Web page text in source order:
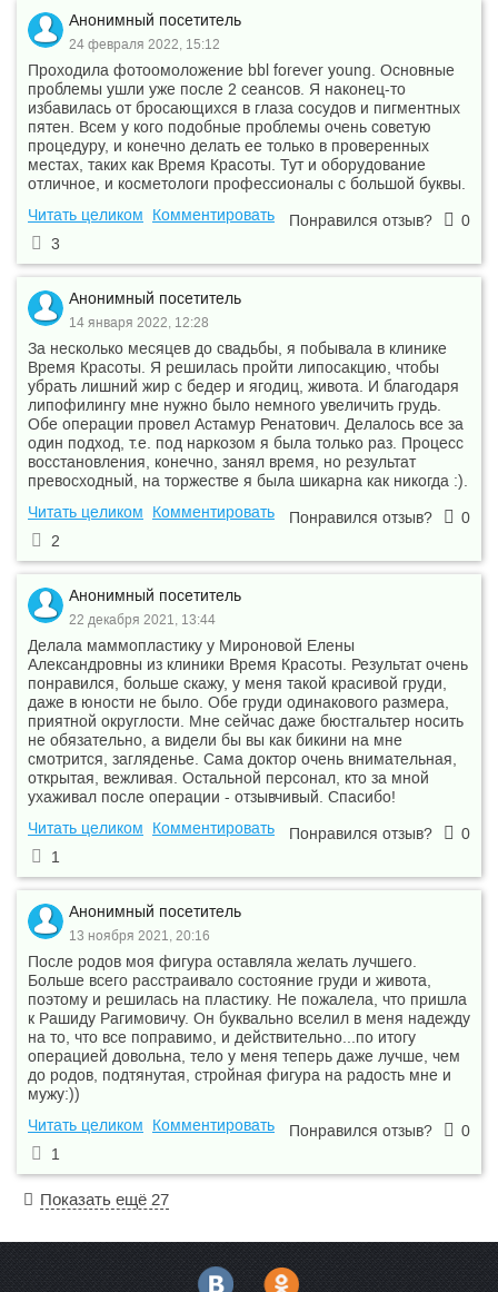
Анонимный посетитель
24 февраля 2022, 15:12
Проходила фотоомоложение bbl forever young. Основные
проблемы ушли уже после 2 сеансов. Я наконец-то
избавилась от бросающихся в глаза сосудов и пигментных
пятен. Всем у кого подобные проблемы очень советую
процедуру, и конечно делать ее только в проверенных
местах, таких как Время Красоты. Тут и оборудование
отличное, и косметологи профессионалы с большой буквы.
Читать целиком
Комментировать Понравился отзыв?
0
3
Анонимный посетитель
14 января 2022, 12:28
За несколько месяцев до свадьбы, я побывала в клинике
Время Красоты. Я решилась пройти липосакцию, чтобы
убрать лишний жир с бедер и ягодиц, живота. И благодаря
липофилингу мне нужно было немного увеличить грудь.
Обе операции провел Астамур Ренатович. Делалось все за
один подход, т.е. под наркозом я была только раз. Процесс
восстановления, конечно, занял время, но результат
превосходный, на торжестве я была шикарна как никогда :).
Читать целиком
Комментировать Понравился отзыв?
0
2
Анонимный посетитель
22 декабря 2021, 13:44
Делала маммопластику у Мироновой Елены
Александровны из клиники Время Красоты. Результат очень
понравился, больше скажу, у меня такой красивой груди,
даже в юности не было. Обе груди одинакового размера,
приятной округлости. Мне сейчас даже бюстгальтер носить
не обязательно, а видели бы вы как бикини на мне
смотрится, загляденье. Сама доктор очень внимательная,
открытая, вежливая. Остальной персонал, кто за мной
ухаживал после операции - отзывчивый. Спасибо!
Читать целиком
Комментировать Понравился отзыв?
0
1
Анонимный посетитель
13 ноября 2021, 20:16
После родов моя фигура оставляла желать лучшего.
Больше всего расстраивало состояние груди и живота,
поэтому и решилась на пластику. Не пожалела, что пришла
к Рашиду Рагимовичу. Он буквально вселил в меня надежду
на то, что все поправимо, и действительно...по итогу
операцией довольна, тело у меня теперь даже лучше, чем
до родов, подтянутая, стройная фигура на радость мне и
мужу:))
Читать целиком
Комментировать Понравился отзыв?
0
1
Показать ещё 27